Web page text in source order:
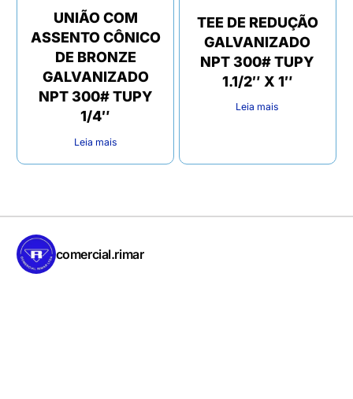
UNIÃO COM
ASSENTO CÔNICO
DE BRONZE
GALVANIZADO
NPT 300# TUPY
1/4″
Leia mais
TEE DE REDUÇÃO
GALVANIZADO
NPT 300# TUPY
1.1/2″ X 1″
Leia mais
comercial.rimar